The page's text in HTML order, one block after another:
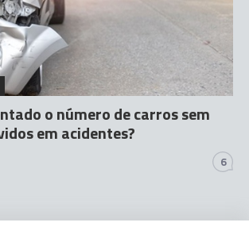
o número de carros sem
em acidentes?
6